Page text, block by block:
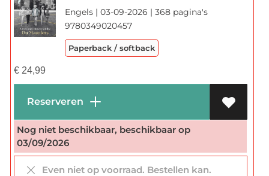
Engels | 03-09-2026 | 368 pagina's
9780349020457
Paperback / softback
€24,99
Reserveren
Nog niet beschikbaar, beschikbaar op
03/09/2026
Even niet op voorraad. Bestellen kan.